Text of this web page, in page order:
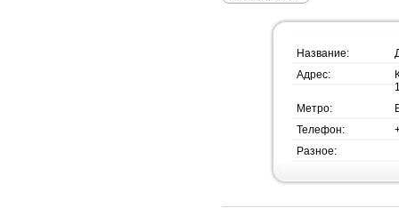
Название:
Адрес:
Метро:
Телефон:
Разное: